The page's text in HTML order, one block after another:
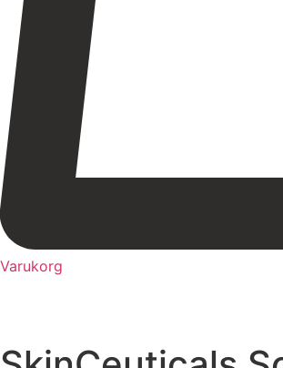
Varukorg